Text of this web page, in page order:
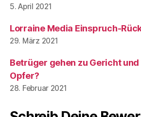
5. April 2021
Lorraine Media Einspruch-
29. März 2021
Betrüger gehen zu Gericht
Opfer?
28. Februar 2021